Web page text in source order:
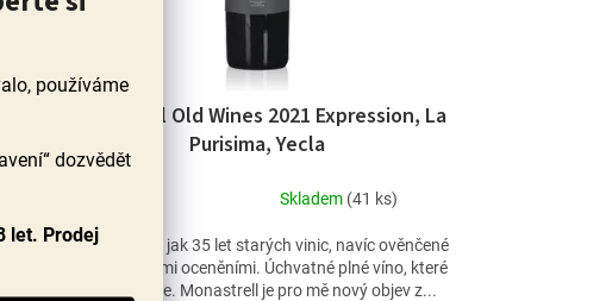
používáme
dozvědět
let. Prodej
Monastrell Old Wines 2021 Expression, La
Purisima, Yecla
hodnocení
produktu
Skladem (41 ks)
Hrozny z více jak 35 let starých vinic, navíc ověnčené
mezinárodními oceněními. Úchvatné plné víno, které
vás nadchne. Monastrell je pro mě nový objev z...